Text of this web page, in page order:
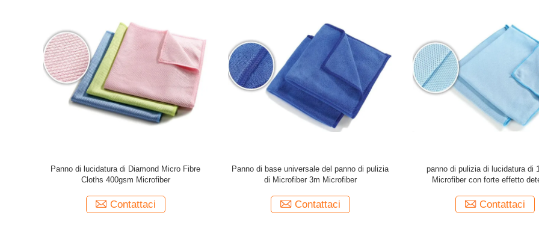
Panno di lucidatura di Diamond Micro Fibre
Cloths 400gsm Microfiber
Contattaci
Panno di base universale del panno di pulizia
di Microfiber 3m Microfiber
Contattaci
panno di pulizia di lucidatura di
Microfiber con forte effetto
Contattaci